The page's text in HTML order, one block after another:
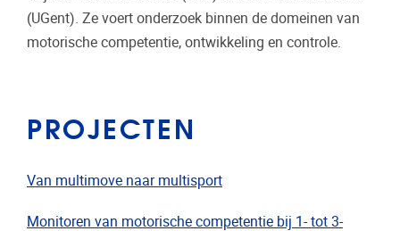
(UGent). Ze voert onderzoek binnen de domeinen van
motorische competentie, ontwikkeling en controle.
PROJECTEN
Van multimove naar multisport
Monitoren van motorische competentie bij 1- tot 3-